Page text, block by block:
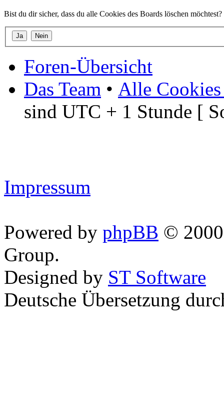
Bist du dir sicher, dass du alle Cookies des Boards löschen möchtest?
Foren-Übersicht
Das Team • Alle Cookies
sind UTC + 1 Stunde [
Impressum
Powered by phpBB ©
Group.
Designed by ST Software
Deutsche Übersetzung